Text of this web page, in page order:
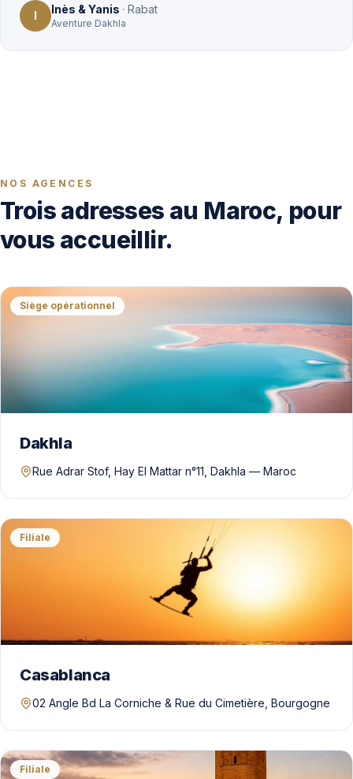
I Inès & Yanis · Rabat
Aventure Dakhla
NOS AGENCES
Trois adresses au Maroc, pour
vous accueillir.
Siège opérationnel
Dakhla
Rue Adrar Stof, Hay El Mattar n°11, Dakhla — Maroc
Filiale
Casablanca
02 Angle Bd La Corniche & Rue du Cimetière, Bourgogne
Filiale